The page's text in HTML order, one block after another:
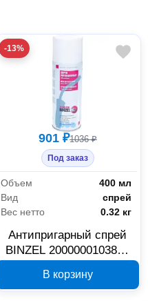
-13%
901 ₽1036 ₽
Под заказ
Объем
400 мл
Вид
спрей
Вес нетто
0.32 кг
Антипригарный спрей
BINZEL 2000000103808
В корзину